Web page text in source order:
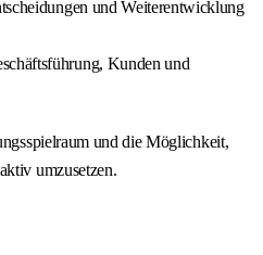
und Weiterentwicklung
Kunden und
und die Möglichkeit,
umzusetzen.